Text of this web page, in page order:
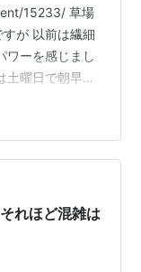
15233/ 草場
が 以前は繊細
ワーを感じまし
土曜日で朝早か
入り口に展
のか、、 添え
としてしまいま
、気もいいので
れほど混雑は